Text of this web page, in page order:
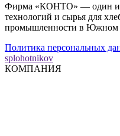
Фирма «КОНТО» — один из
технологий и сырья для
промышленности в Южном
Политика персональных
splohotnikov
КОМПАНИЯ